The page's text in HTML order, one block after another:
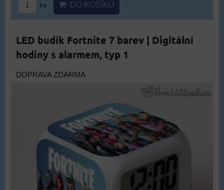
ks DO KOŠÍKU
LED budík Fortnite 7 barev | Digitální
hodiny s alarmem, typ 1
DOPRAVA ZDARMA